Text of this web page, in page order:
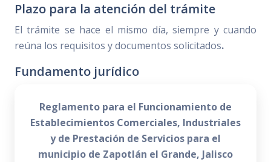
Plazo para la atención del trámite
El trámite se hace el mismo día, siempre y cuando
reúna los requisitos y documentos solicitados.
Fundamento jurídico
Reglamento para el Funcionamiento de
Establecimientos Comerciales, Industriales
y de Prestación de Servicios para el
municipio de Zapotlán el Grande, Jalisco